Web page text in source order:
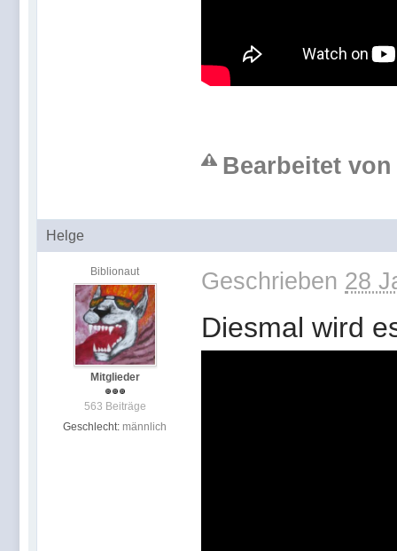
Bearbeitet von
Helge
Biblionaut
Mitglieder
563 Beiträge
Geschlecht: männlich
Geschrieben 28
Diesmal wird